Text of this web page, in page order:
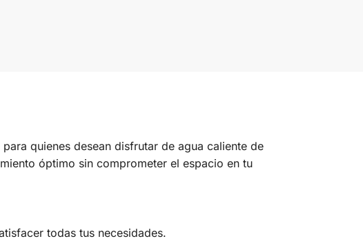
quienes desean disfrutar de agua caliente de
óptimo sin comprometer el espacio en tu
todas tus necesidades.